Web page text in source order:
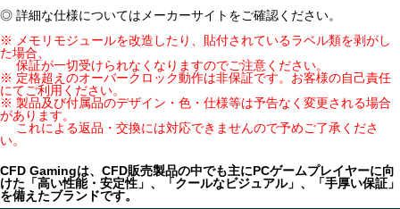
◎ 詳細な仕様についてはメーカーサイトをご確認ください。
※ メモリモジュールを改造したり、貼付されているラベル類を剥がし
た場合、
保証が一切受けられなくなりますのでご注意ください。
※ 定格超えのオーバークロック動作は非保証です。お客様の自己責任
にてご利用ください。
※ 製品及び付属品のデザイン・色・仕様等は予告なく変更される場合
があります。
これによる返品・交換には対応できませんので予めご了承くださ
い。
CFD Gamingは、CFD販売製品の中でも主にPCゲームプレイヤーに向
けた「高い性能・安定性」、「クールなビジュアル」、「手厚い保証」
を備えたブランドです。